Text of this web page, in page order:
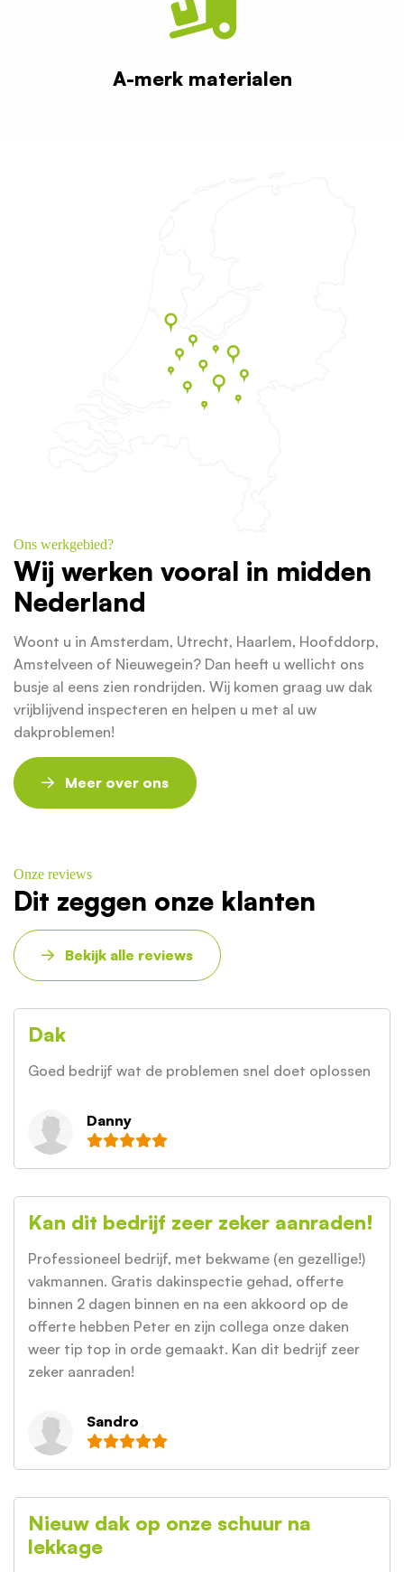
A-merk materialen
Ons werkgebied?
Wij werken vooral in midden
Nederland
Woont u in Amsterdam, Utrecht, Haarlem, Hoofddorp,
Amstelveen of Nieuwegein? Dan heeft u wellicht ons
busje al eens zien rondrijden. Wij komen graag uw dak
vrijblijvend inspecteren en helpen u met al uw
dakproblemen!
Meer over ons
Onze reviews
Dit zeggen onze klanten
Bekijk alle reviews
Dak
Goed bedrijf wat de problemen snel doet oplossen
Danny
Kan dit bedrijf zeer zeker aanraden!
Professioneel bedrijf, met bekwame (en gezellige!)
vakmannen. Gratis dakinspectie gehad, offerte
binnen 2 dagen binnen en na een akkoord op de
offerte hebben Peter en zijn collega onze daken
weer tip top in orde gemaakt. Kan dit bedrijf zeer
zeker aanraden!
Sandro
Nieuw dak op onze schuur na
lekkage